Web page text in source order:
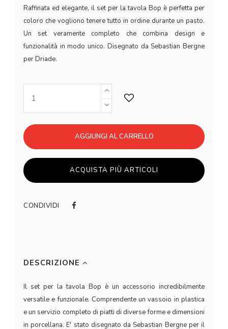
Raffinata ed elegante, il set per la tavola Bop è perfetta per
coloro che vogliono tenere tutto in ordine durante un pasto.
Un set veramente completo che combina design e
funzionalità in modo unico. Disegnato da Sebastian Bergne
per Driade.
AGGIUNGI AL CARRELLO
ACQUISTA PIÙ ARTICOLI
CONDIVIDI
DESCRIZIONE
Il set per la tavola Bop è un accessorio incredibilmente
versatile e funzionale. Comprendente un vassoio in plastica
e un servizio completo di piatti di diverse forme e dimensioni
in porcellana. E' stato disegnato da Sebastian Bergne per il